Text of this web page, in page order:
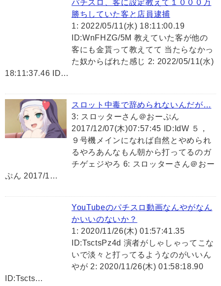
パチスロ、客に設定教えて１０００万
勝ちしていた客と店員逮捕
1: 2022/05/11(水) 18:11:00.19
ID:WnFHZG/5M 教えていた客が他の
客にも金貰って教えてて 当たらなかっ
た奴からばれた感じ 2: 2022/05/11(水)
18:11:37.46 ID…
スロット中毒で辞められないんだが…
3: スロッターさん＠おーぷん
2017/12/07(木)07:57:45 ID:IdW ５，
９号機メインになれば自然とやめられ
るやろあんなもん朝から打ってるのガ
チゲェジやろ 6: スロッターさん＠おー
ぷん 2017/1…
YouTubeのパチスロ動画なんやがなん
かいいのないか？
1: 2020/11/26(木) 01:57:41.35
ID:TsctsPz4d 演者がしゃしゃってこな
いで淡々と打ってるようなのがいいん
やが 2: 2020/11/26(木) 01:58:18.90
ID:Tscts…